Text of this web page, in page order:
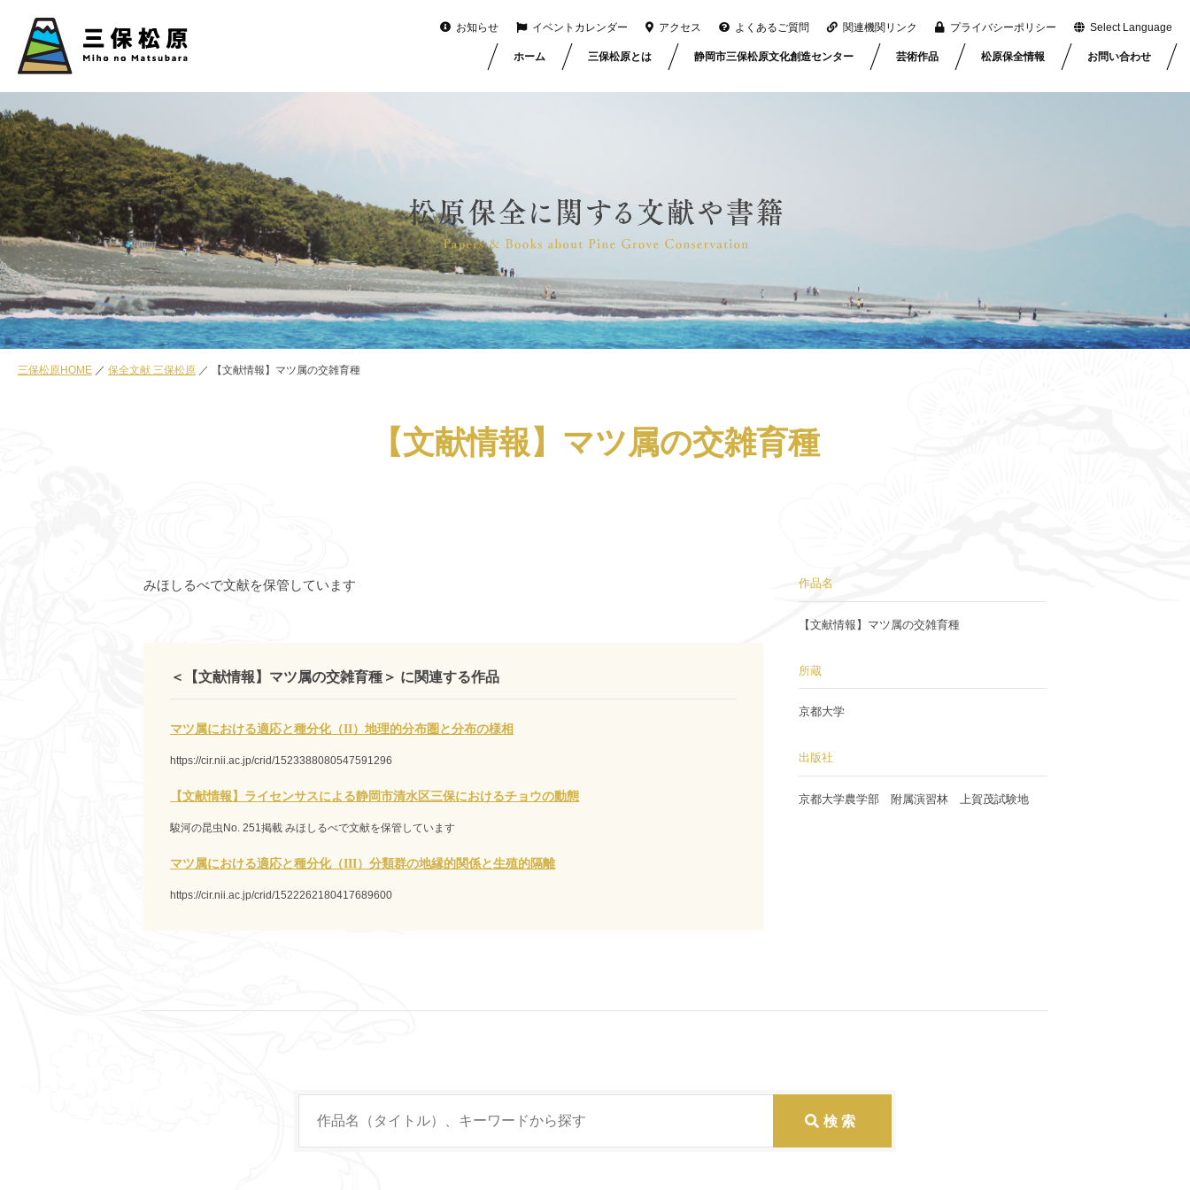
お知らせ イベントカレンダー アクセス よくあるご質問 関連機関リンク プライバシーポリシー Select Language
ホーム 三保松原とは 静岡市三保松原文化創造センター 芸術作品 松原保全情報 お問い合わせ
三保松原HOME 保全文献 三保松原 【文献情報】マツ属の交雑育種
【文献情報】マツ属の交雑育種
みほしるべで文献を保管しています
＜【文献情報】マツ属の交雑育種＞ に関連する作品
マツ属における適応と種分化（II）地理的分布圏と分布の様相
https://cir.nii.ac.jp/crid/1523388080547591296
【文献情報】ライセンサスによる静岡市清水区三保におけるチョウの動態
駿河の昆虫No. 251掲載 みほしるべで文献を保管しています
マツ属における適応と種分化（III）分類群の地縁的関係と生殖的隔離
https://cir.nii.ac.jp/crid/1522262180417689600
作品名
【文献情報】マツ属の交雑育種
所蔵
京都大学
出版社
京都大学農学部 附属演習林 上賀茂試験地